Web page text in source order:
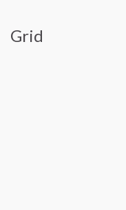
Grid